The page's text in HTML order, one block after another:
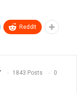
ReddIt
1843 Posts 0